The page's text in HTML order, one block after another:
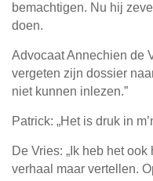
bemachtigen. Nu hij
doen.
Advocaat Annechien de
vergeten zijn dossier
niet kunnen inlezen.”
Patrick: „Het is druk in
De Vries: „Ik heb het
verhaal maar vertellen.